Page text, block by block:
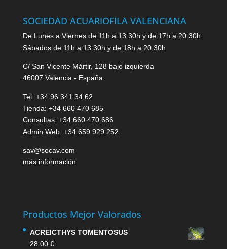
SOCIEDAD ACUARIOFILA VALENCIANA
De Lunes a Viernes de 11h a 13:30h y de 17h a 20:30h
Sábados de 11h a 13:30h y de 18h a 20:30h
C/ San Vicente Mártir, 128 bajo izquierda
46007 Valencia - España
Tel: +34 96 341 34 62
Tienda: +34 660 470 685
Consultas: +34 660 470 686
Admin Web: +34 659 929 252
sav@socav.com
más información
Productos Mejor Valorados
ACREICTHYS TOMENTOSUS
28.00 €